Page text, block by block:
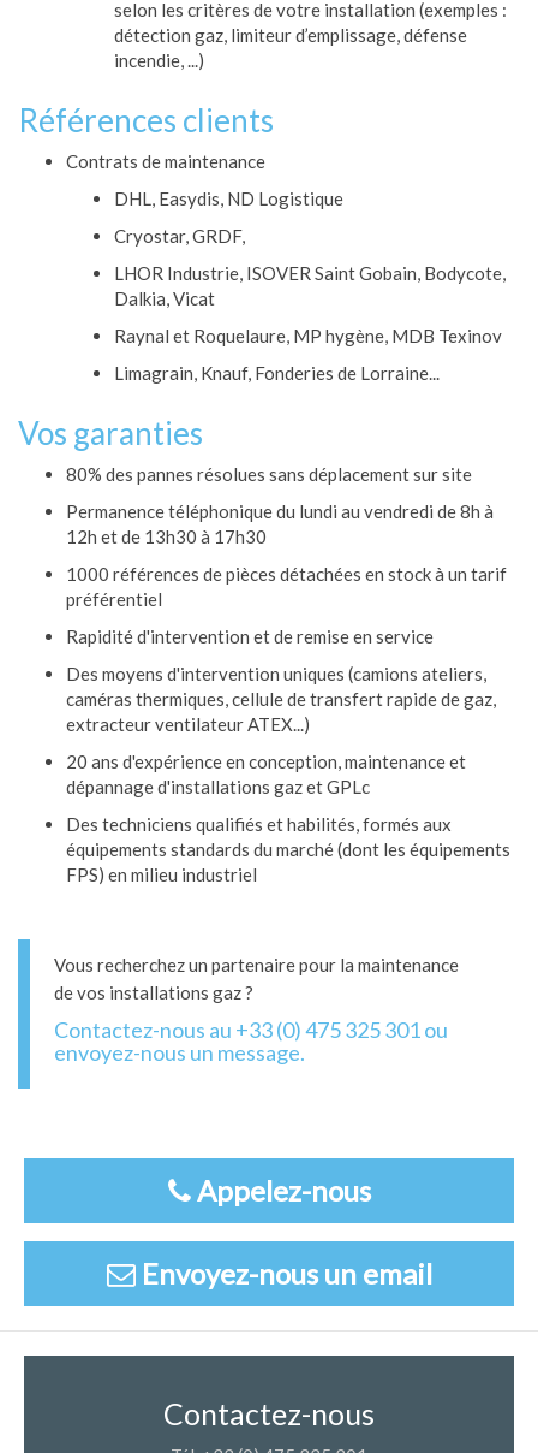
selon les critères de votre installation (exemples :
détection gaz, limiteur d’emplissage, défense
incendie, ...)
Références clients
Contrats de maintenance
DHL, Easydis, ND Logistique
Cryostar, GRDF,
LHOR Industrie, ISOVER Saint Gobain, Bodycote,
Dalkia, Vicat
Raynal et Roquelaure, MP hygène, MDB Texinov
Limagrain, Knauf, Fonderies de Lorraine...
Vos garanties
80% des pannes résolues sans déplacement sur site
Permanence téléphonique du lundi au vendredi de 8h à
12h et de 13h30 à 17h30
1000 références de pièces détachées en stock à un tarif
préférentiel
Rapidité d'intervention et de remise en service
Des moyens d'intervention uniques (camions ateliers,
caméras thermiques, cellule de transfert rapide de gaz,
extracteur ventilateur ATEX...)
20 ans d'expérience en conception, maintenance et
dépannage d'installations gaz et GPLc
Des techniciens qualifiés et habilités, formés aux
équipements standards du marché (dont les équipements
FPS) en milieu industriel
Vous recherchez un partenaire pour la maintenance
de vos installations gaz ?
Contactez-nous au +33 (0) 475 325 301 ou
envoyez-nous un message.
Appelez-nous
Envoyez-nous un email
Contactez-nous